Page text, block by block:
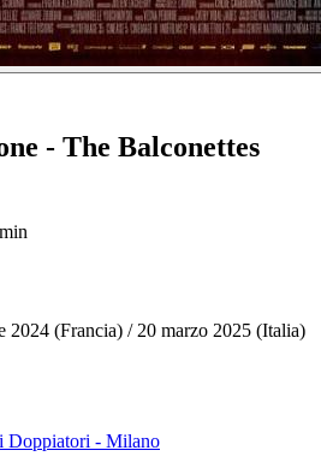
- The Balconettes
min
2024 (Francia) / 20 marzo 2025 (Italia)
Doppiatori - Milano